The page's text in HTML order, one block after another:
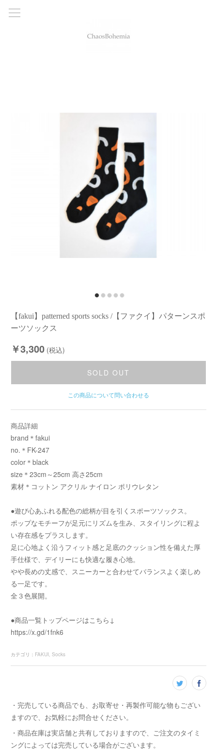
【fakui】patterned sports socks /【ファクイ】パターンスポ
ーツソックス
￥3,300 (税込)
SOLD OUT
この商品について問い合わせる
商品詳細
brand＊fakui
no.＊FK-247
color＊black
size＊23cm～25cm 高さ25cm
素材＊コットン アクリル ナイロン ポリウレタン
●遊び心あふれる配色の総柄が目を引くスポーツソックス。
ポップなモチーフが足元にリズムを生み、スタイリングに程よ
い存在感をプラスします。
足に心地よく沿うフィット感と足底のクッション性を備えた厚
手仕様で、デイリーにも快適な履き心地。
やや長めの丈感で、スニーカーと合わせてバランスよく楽しめ
る一足です。
全３色展開。
●商品一覧トップページはこちら↓
https://x.gd/1fnk6
カテゴリ ： FAKUI Socks
・完売している商品でも、お取寄せ・再製作可能な物もござい
ますので、お気軽にお問合せください。
・商品在庫は実店舗と共有しておりますので、ご注文のタイミ
ングによっては完売している場合がございます。